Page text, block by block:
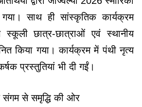
साथ ही सांस्कृतिक कार्यक्रम
छात्र-छात्राओं एवं स्थानीय
किया गया। कार्यक्रम में पंथी नृत्य
प्रस्तुतियां भी दी गईं।
से समृद्धि की ओर